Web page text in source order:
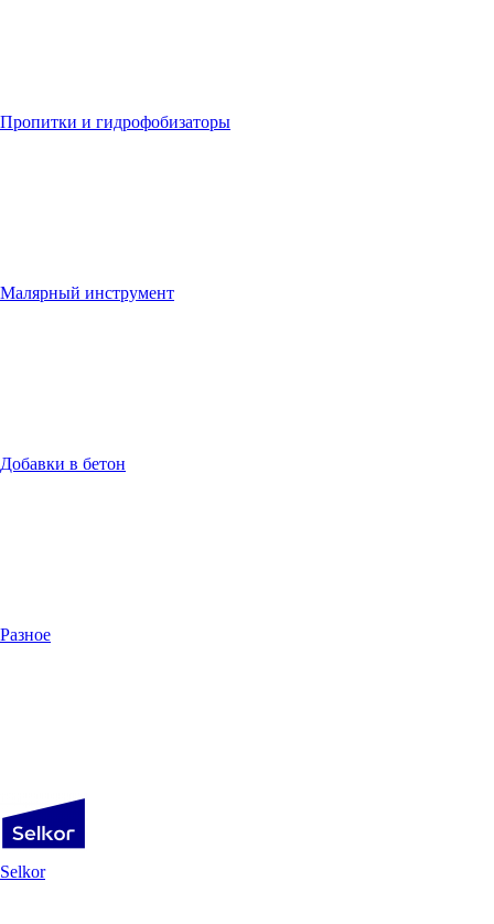
Пропитки и гидрофобизаторы
Малярный инструмент
Добавки в бетон
Разное
Selkor